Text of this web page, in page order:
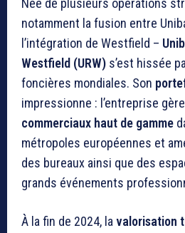
Née de plusieurs opérations
notamment la fusion entre
l’intégration de Westfield –
Westfield (URW) s’est hissée
foncières mondiales. Son
impressionne : l’entreprise
commerciaux haut de gamme
métropoles européennes et
des bureaux ainsi que des
grands événements
À la fin de 2024, la valorisation